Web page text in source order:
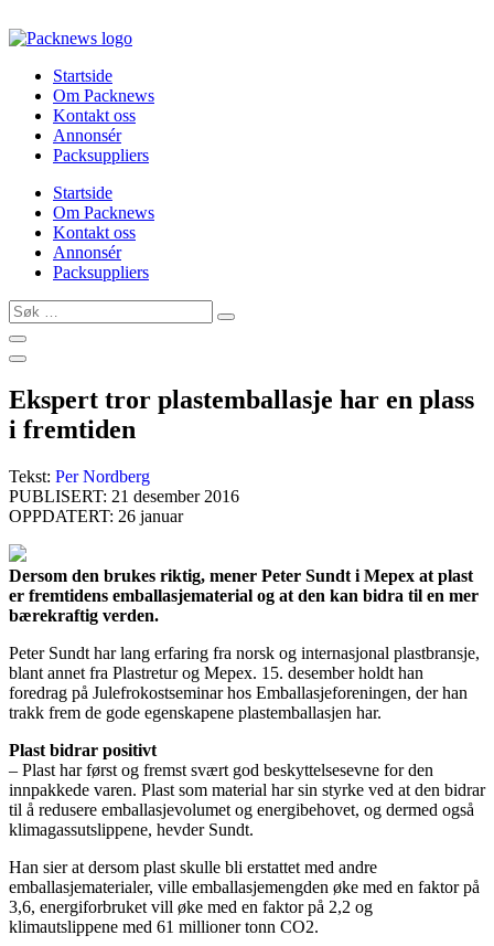
to
Startside
Om Packnews
Kontakt oss
Annonsér
Packsuppliers
Startside
Om Packnews
Kontakt oss
Annonsér
Packsuppliers
Søk
…
Ekspert tror plastemballasje har en plass
i fremtiden
Tekst: Per Nordberg
PUBLISERT: 21 desember 2016
OPPDATERT: 26 januar
Dersom den brukes riktig, mener Peter Sundt i Mepex at plast
er fremtidens emballasjematerial og at den kan bidra til en mer
bærekraftig verden.
Peter Sundt har lang erfaring fra norsk og internasjonal plastbransje,
blant annet fra Plastretur og Mepex. 15. desember holdt han
foredrag på Julefrokostseminar hos Emballasjeforeningen, der han
trakk frem de gode egenskapene plastemballasjen har.
Plast bidrar positivt
– Plast har først og fremst svært god beskyttelsesevne for den
innpakkede varen. Plast som material har sin styrke ved at den bidrar
til å redusere emballasjevolumet og energibehovet, og dermed også
klimagassutslippene, hevder Sundt.
Han sier at dersom plast skulle bli erstattet med andre
emballasjematerialer, ville emballasjemengden øke med en faktor på
3,6, energiforbruket vill øke med en faktor på 2,2 og
klimautslippene med 61 millioner tonn CO2.